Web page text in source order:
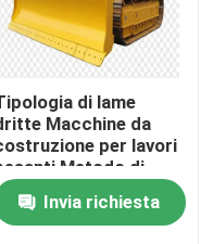
di pulizia
di lame
Macchine da
per lavori
Metodo di
idraulica
durevoli
per progetti su larga
Invia richiesta